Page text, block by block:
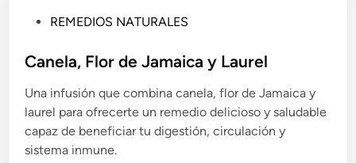
b
i
c
a
d
REMEDIOS NATURALES
Canela, Flor de Jamaica y Laurel
Una infusión que combina canela, flor de Jamaica y
laurel para ofrecerte un remedio delicioso y saludable
capaz de beneficiar tu digestión, circulación y
sistema inmune.